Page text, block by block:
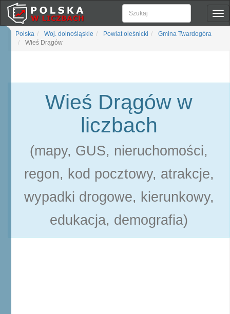
Polska Woj. dolnośląskie Powiat oleśnicki
Gmina Twardogóra
Wieś Drągów
Wieś Drągów w
liczbach
(mapy, GUS, nieruchomości,
regon, kod pocztowy, atrakcje,
wypadki drogowe, kierunkowy,
edukacja, demografia)